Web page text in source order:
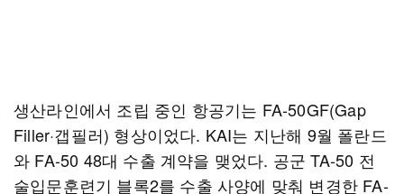
생산라인에서 조립 중인 항공기는 FA-50GF(Gap
Filler·갭필러) 형상이었다. KAI는 지난해 9월 폴란드
와 FA-50 48대 수출 계약을 맺었다. 공군 TA-50 전
술입문훈련기 블록2를 수출 사양에 맞춰 변경한 FA-